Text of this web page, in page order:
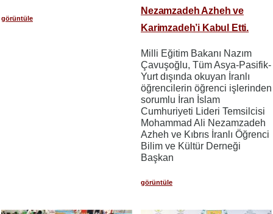
görüntüle
Nezamzadeh Azheh ve
Karimzadeh’i Kabul Etti.
Milli Eğitim Bakanı Nazım
Çavuşoğlu, Tüm Asya-Pasifik-
Yurt dışında okuyan İranlı
öğrencilerin öğrenci işlerinden
sorumlu İran İslam
Cumhuriyeti Lideri Temsilcisi
Mohammad Ali Nezamzadeh
Azheh ve Kıbrıs İranlı Öğrenci
Bilim ve Kültür Derneği
Başkan
görüntüle